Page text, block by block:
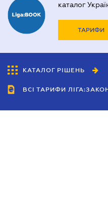
каталог
ТАРИФИ
КАТАЛОГ РІШЕНЬ
ВСІ ТАРИФИ